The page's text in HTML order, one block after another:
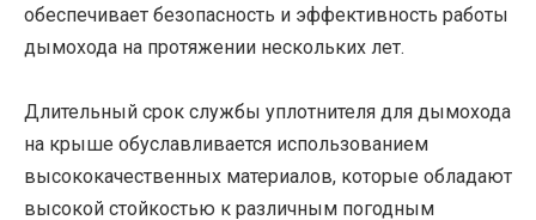
обеспечивает безопасность и эффективность работы
дымохода на протяжении нескольких лет.
Длительный срок службы уплотнителя для дымохода
на крыше обуславливается использованием
высококачественных материалов, которые обладают
высокой стойкостью к различным погодным